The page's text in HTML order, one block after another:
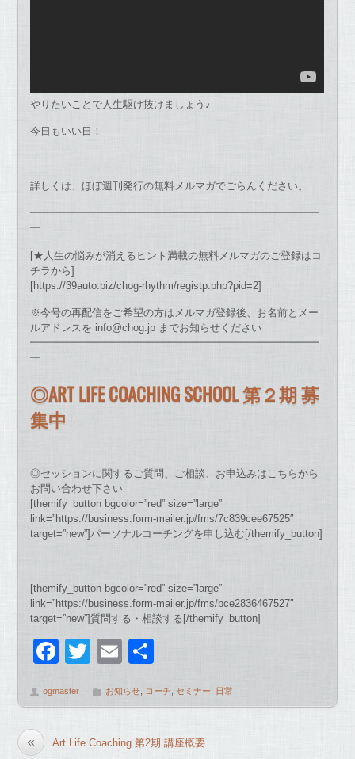
やりたいことで人生駆け抜けましょう♪
今日もいい日！
詳しくは、ほぼ週刊発行の無料メルマガでごらんください。
━━━━━━━━━━━━━━━━━━━━━━━━━━━━
━
[★人生の悩みが消えるヒント満載の無料メルマガのご登録はコ
チラから]
[https://39auto.biz/chog-rhythm/registp.php?pid=2]
※今号の再配信をご希望の方はメルマガ登録後、お名前とメー
ルアドレスを info@chog.jp までお知らせください
━━━━━━━━━━━━━━━━━━━━━━━━━━━━
━
◎ART LIFE COACHING SCHOOL 第２期 募
集中
◎セッションに関するご質問、ご相談、お申込みはこちらから
お問い合わせ下さい
[themify_button bgcolor=”red” size=”large”
link=”https://business.form-mailer.jp/fms/7c839cee67525″
target=”new”]パーソナルコーチングを申し込む[/themify_button]
[themify_button bgcolor=”red” size=”large”
link=”https://business.form-mailer.jp/fms/bce2836467527″
target=”new”]質問する・相談する[/themify_button]
F
c
b
T
tt
E
ail
ogmaster お知らせ コーチ セミナー 日常
« Art Life Coaching 第2期 講座概要